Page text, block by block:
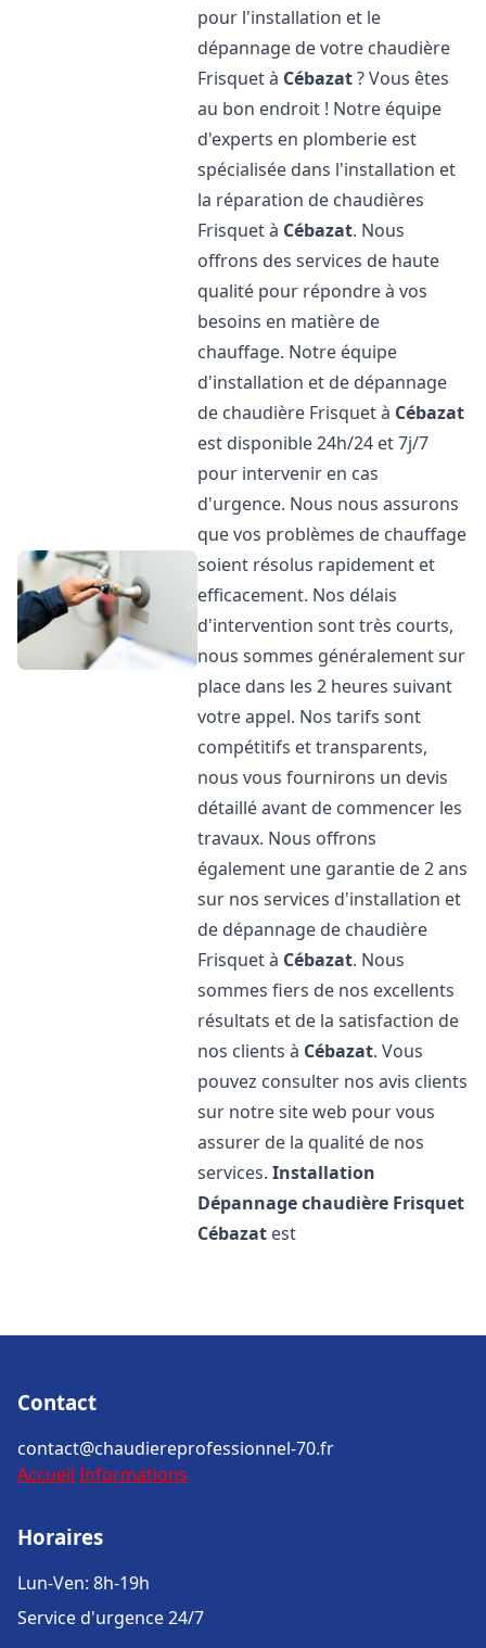
pour l'installation et le
dépannage de votre chaudière
Frisquet à Cébazat? Vous êtes
au bon endroit ! Notre équipe
d'experts en plomberie est
spécialisée dans l'installation et
la réparation de chaudières
Frisquet à Cébazat. Nous
offrons des services de haute
qualité pour répondre à vos
besoins en matière de
chauffage. Notre équipe
d'installation et de dépannage
de chaudière Frisquet à Cébazat
est disponible 24h/24 et 7j/7
pour intervenir en cas
d'urgence. Nous nous assurons
que vos problèmes de chauffage
soient résolus rapidement et
efficacement. Nos délais
d'intervention sont très courts,
nous sommes généralement sur
place dans les 2 heures suivant
votre appel. Nos tarifs sont
compétitifs et transparents,
nous vous fournirons un devis
détaillé avant de commencer les
travaux. Nous offrons
également une garantie de 2 ans
sur nos services d'installation et
de dépannage de chaudière
Frisquet à Cébazat. Nous
sommes fiers de nos excellents
résultats et de la satisfaction de
nos clients à Cébazat. Vous
pouvez consulter nos avis clients
sur notre site web pour vous
assurer de la qualité de nos
services.Installation
Dépannage chaudière Frisquet
Cébazat est
Contact
contact@chaudiereprofessionnel-70.fr
Accueil Informations
Horaires
Lun-Ven: 8h-19h
Service d'urgence 24/7